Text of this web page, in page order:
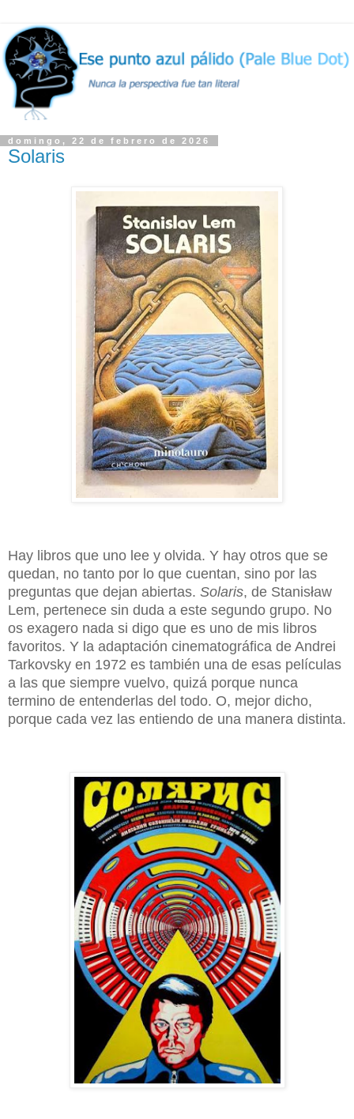
domingo, 22 de febrero de 2026
Solaris
Hay libros que uno lee y olvida. Y hay otros que se
quedan, no tanto por lo que cuentan, sino por las
preguntas que dejan abiertas. Solaris, de Stanisław
Lem, pertenece sin duda a este segundo grupo. No
os exagero nada si digo que es uno de mis libros
favoritos. Y la adaptación cinematográfica de Andrei
Tarkovsky en 1972 es también una de esas películas
a las que siempre vuelvo, quizá porque nunca
termino de entenderlas del todo. O, mejor dicho,
porque cada vez las entiendo de una manera distinta.